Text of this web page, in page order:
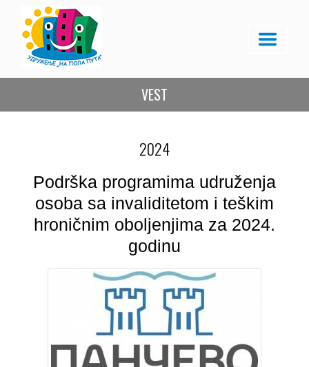
VEST
2024
Podrška programima udruženja
osoba sa invaliditetom i teškim
hroničnim oboljenjima za 2024.
godinu